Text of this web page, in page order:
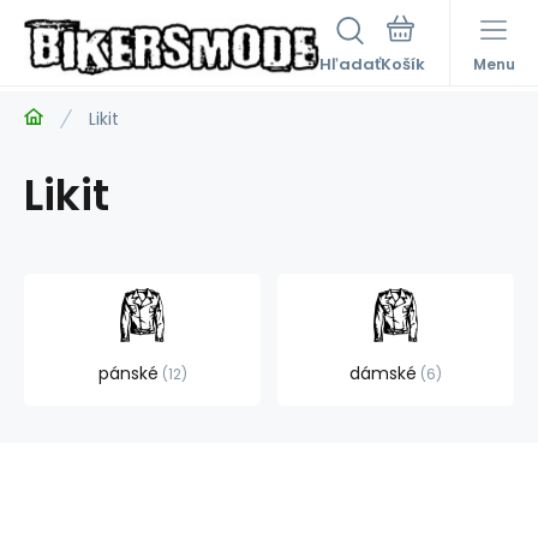
Hľadať Menu
Likit
Likit
pánské 12 dámské 6